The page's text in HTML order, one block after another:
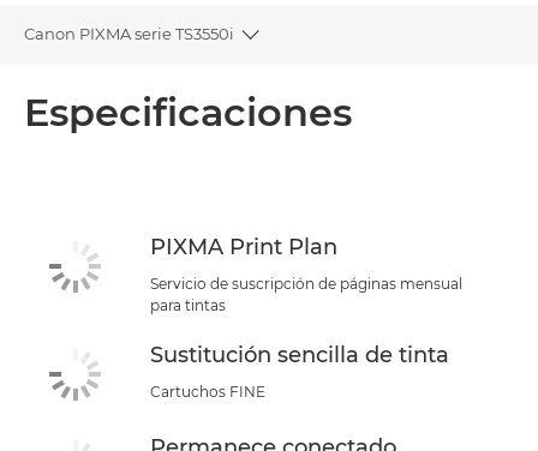
Canon PIXMA serie TS3550i
Toggle breadcrumbs
Descripción general
Especificaciones
PIXMA Print Plan
Servicio de suscripción de páginas mensual
para tintas
Sustitución sencilla de tinta
Cartuchos FINE